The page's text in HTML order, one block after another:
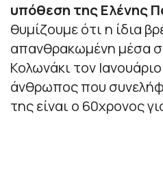
υπόθεση της Ελένης
θυμίζουμε ότι η ίδια
απανθρακωμένη μέσα
Κολωνάκι τον
άνθρωπος που
της είναι ο 60χρονος